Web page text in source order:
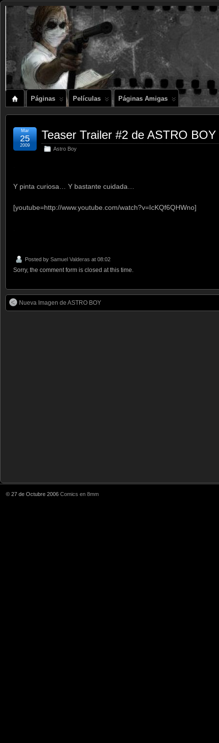
Páginas Películas Páginas Amigas
Teaser Trailer #2 de ASTRO BOY
Astro Boy
Mar
25
2009
Y pinta curiosa… Y bastante cuidada…
[youtube=http://www.youtube.com/watch?v=IcKQf6QHWno]
Posted by Samuel Valderas at 08:02
Sorry, the comment form is closed at this time.
Nueva Imagen de ASTRO BOY
© 27 de Octubre 2006 Comics en 8mm